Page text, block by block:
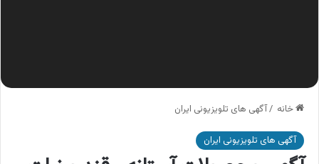
خانه /آگهی های تلویزیونی ایران
آگهی های تلویزیونی ایران